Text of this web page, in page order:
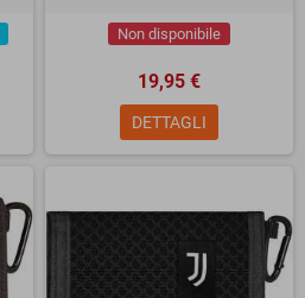
Non disponibile
19,95 €
DETTAGLI